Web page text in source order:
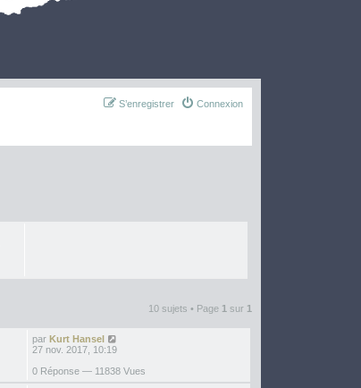
Connexion
S’enregistrer
10 sujets • Page 1 sur 1
par Kurt Hansel
27 nov. 2017, 10:19
0 Réponse — 11838 Vues